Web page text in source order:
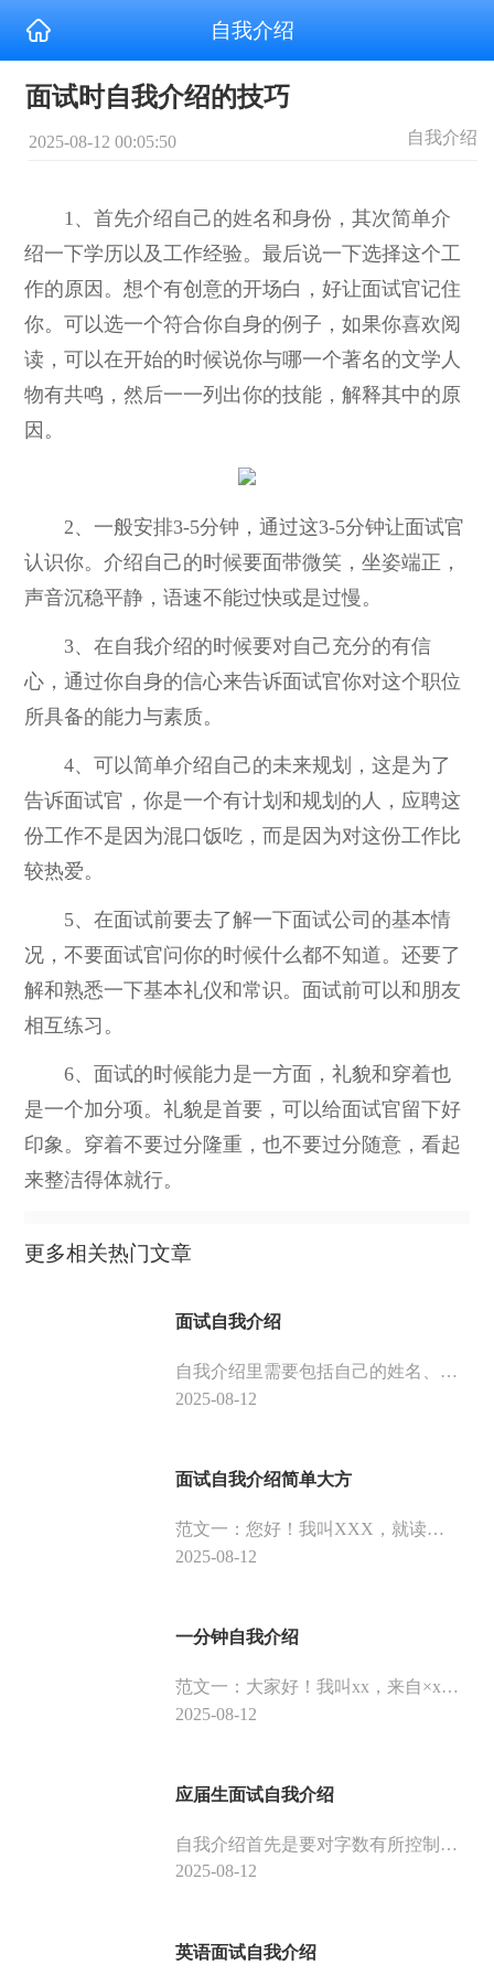
自我介绍
面试时自我介绍的技巧
2025-08-12 00:05:50 自我介绍
1、首先介绍自己的姓名和身份，其次简单介
绍一下学历以及工作经验。最后说一下选择这个工
作的原因。想个有创意的开场白，好让面试官记住
你。可以选一个符合你自身的例子，如果你喜欢阅
读，可以在开始的时候说你与哪一个著名的文学人
物有共鸣，然后一一列出你的技能，解释其中的原
因。
2、一般安排3-5分钟，通过这3-5分钟让面试官
认识你。介绍自己的时候要面带微笑，坐姿端正，
声音沉稳平静，语速不能过快或是过慢。
3、在自我介绍的时候要对自己充分的有信
心，通过你自身的信心来告诉面试官你对这个职位
所具备的能力与素质。
4、可以简单介绍自己的未来规划，这是为了
告诉面试官，你是一个有计划和规划的人，应聘这
份工作不是因为混口饭吃，而是因为对这份工作比
较热爱。
5、在面试前要去了解一下面试公司的基本情
况，不要面试官问你的时候什么都不知道。还要了
解和熟悉一下基本礼仪和常识。面试前可以和朋友
相互练习。
6、面试的时候能力是一方面，礼貌和穿着也
是一个加分项。礼貌是首要，可以给面试官留下好
印象。穿着不要过分隆重，也不要过分随意，看起
来整洁得体就行。
更多相关热门文章
面试自我介绍
自我介绍里需要包括自己的姓名、爱好、籍贯、学历、特长、技能和专业知识，自我介绍的同时可以简述自己对应聘岗位的认识，加深面试官对自己的印象。
2025-08-12
面试自我介绍简单大方
范文一：您好！我叫XXX，就读于XXX学院，是XX专业的应届毕业生。阅读了贵司的招聘信息，我认为我可以胜任这份工作。因为这个职务与我所学的专业有密切联系。现在步入社会，希望能学到更多的投资知识，在招聘网站上看到贵司的职位，希望可以给我一个机会，我坚信在我的不懈努力下，一定能为贵司的发展做出应有的贡献。谢谢！
2025-08-12
一分钟自我介绍
范文一：大家好！我叫xx，来自×x，毕业于x大学×系，我性格开朗、为人正直、容易与人相处。平时爱好打篮球、爬山和跑步。我非常高兴也非常荣幸的加入到XX这个温暖的大家庭中来，我初来乍到，还有许多方方面面的知识需要向大家学习，还望在以后的工作中大家能够多多指教！谢谢大家！
2025-08-12
应届生面试自我介绍
自我介绍首先是要对字数有所控制，一分钟时间做介绍，最多也就240个字。首先第1步是向在座的领导跟前辈们问好，这一步可以给人留下好印象。第2步就是介绍自己的名字、来自哪里。
2025-08-12
英语面试自我介绍